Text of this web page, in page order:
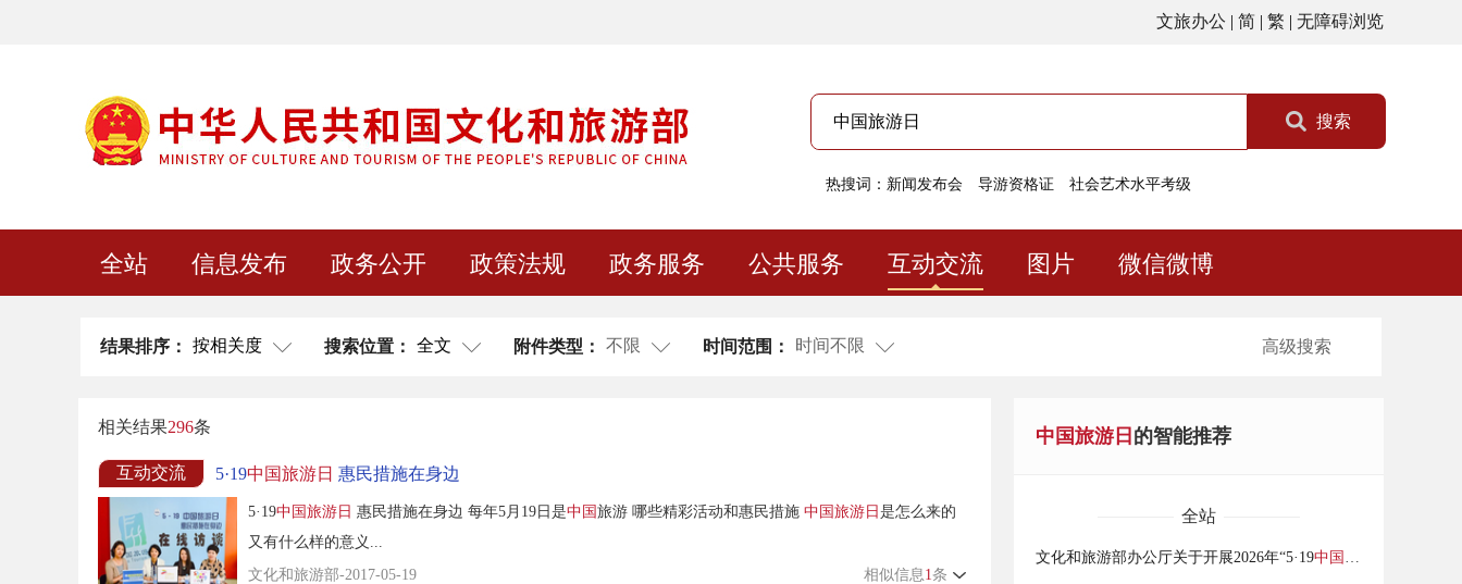
文旅办公 | 简 | 繁 | 无障碍浏览
搜索
热搜词： 新闻发布会 导游资格证 社会艺术水平考级
全站 信息发布 政务公开 政策法规 政务服务 公共服务 互动交流 图片 微信微博
结果排序： 按相关度 搜索位置： 全文 附件类型： 不限 时间范围： 时间不限 高级搜索
相关结果296条
互动交流 5·19中国旅游日 惠民措施在身边
5·19中国旅游日 惠民措施在身边 每年5月19日是中国 旅游 哪些精彩活动和惠民措施 中国旅游日 是怎么来的
又有什么样的意义...
文化和旅游部-2017-05-19
相似信息1条
中国旅游日 的智能推荐
全站
文化和旅游部办公厅关于开展2026年“5·19中国旅游日